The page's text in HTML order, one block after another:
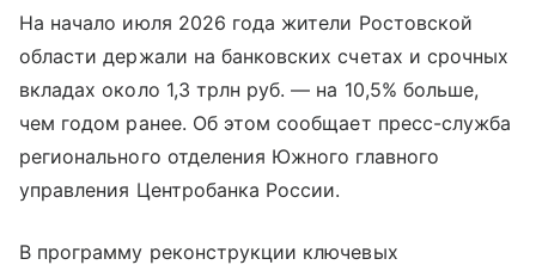
На начало июля 2026 года жители Ростовской
области держали на банковских счетах и срочных
вкладах около 1,3 трлн руб. — на 10,5% больше,
чем годом ранее. Об этом сообщает пресс-служба
регионального отделения Южного главного
управления Центробанка России.
В программу реконструкции ключевых